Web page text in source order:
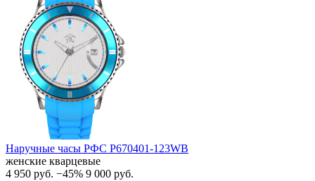
Наручные часы РФС P670401-123WB
женские кварцевые
4 950 руб. −45% 9 000 руб.